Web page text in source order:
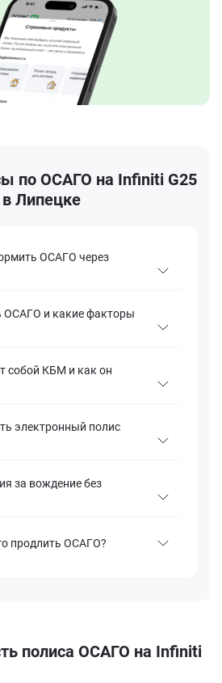
по ОСАГО на Infiniti G25
в Липецке
ОСАГО через
ОСАГО и какие факторы
собой КБМ и как он
электронный полис
за вождение без
продлить ОСАГО?
полиса ОСАГО на Infiniti